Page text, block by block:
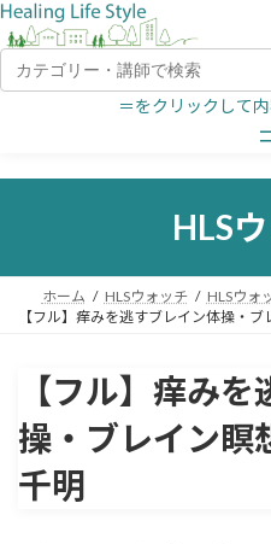
＝をクリックして
HLS
ホーム HLSウォッチ
HLSウォ
【フル】痒みを逃すブレイン体操・
【フル】痒み
操・ブレイン
千明